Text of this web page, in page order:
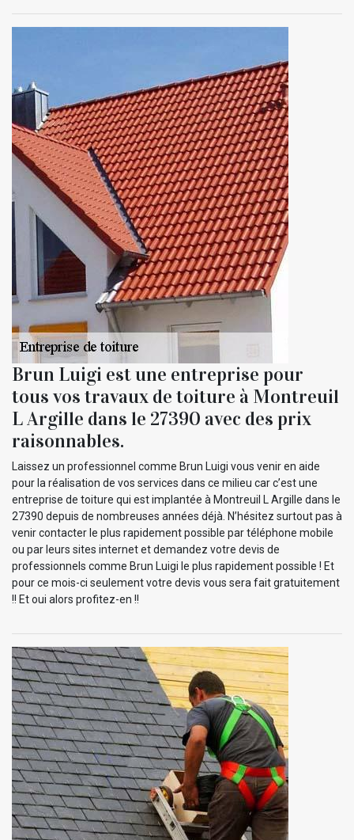
Brun Luigi est une entreprise pour
tous vos travaux de toiture à Montreuil
L Argille dans le 27390 avec des prix
raisonnables.
Laissez un professionnel comme Brun Luigi vous venir en aide
pour la réalisation de vos services dans ce milieu car c’est une
entreprise de toiture qui est implantée à Montreuil L Argille dans le
27390 depuis de nombreuses années déjà. N’hésitez surtout pas à
venir contacter le plus rapidement possible par téléphone mobile
ou par leurs sites internet et demandez votre devis de
professionnels comme Brun Luigi le plus rapidement possible ! Et
pour ce mois-ci seulement votre devis vous sera fait gratuitement
!! Et oui alors profitez-en !!